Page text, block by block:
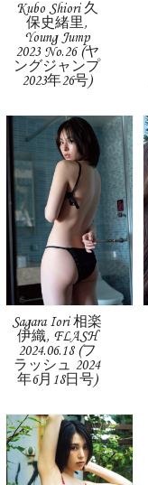
Kubo Shiori 久
保史緒里,
Young Jump
2023 No.26 (ヤ
ングジャンプ
2023年26号)
Sagara Iori 相楽
伊織, FLASH
2024.06.18 (フ
ラッシュ 2024
年6月18日号)